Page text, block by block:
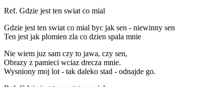
Ref. Gdzie jest ten swiat co mial
Gdzie jest ten swiat co mial byc jak sen - niewinny sen
Ten jest jak plomien zla co dzien spala mnie
Nie wiem juz sam czy to jawa, czy sen,
Obrazy z pamieci wciaz drecza mnie.
Wysniony moj lot - tak daleko stad - odnajde go.